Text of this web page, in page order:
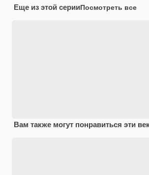
Еще из этой серииПосмотреть все
Вам также могут понравиться эти